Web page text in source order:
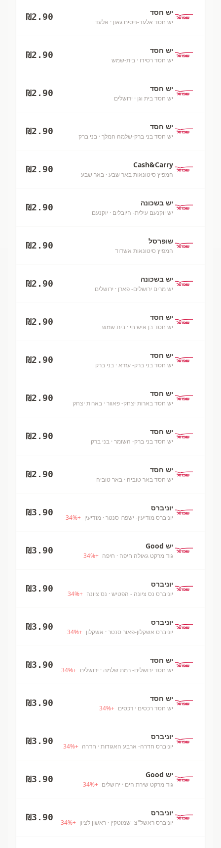
יש חסד
יש חסד אלעד-ניסים גאון · אלעד
₪2.90
יש חסד
יש חסד רסידו · בית-שמש
₪2.90
יש חסד
יש חסד בית וגן · ירושלים
₪2.90
יש חסד
יש חסד בני ברק-שלמה המלך · בני ברק
₪2.90
Cash&Carry
המפיץ סיטונאות באר שבע · באר שבע
₪2.90
יש בשכונה
יש יוקנעם עילית- היובלים · יוקנעם
₪2.90
שופרסל
המפיץ סיטונאות אשדוד
₪2.90
יש בשכונה
יש מרים ירושלים- פארן · ירושלים
₪2.90
יש חסד
יש חסד בן איש חי · בית שמש
₪2.90
יש חסד
יש חסד בני ברק- עזרא · בני ברק
₪2.90
יש חסד
יש חסד בארות יצחק- פאוור · בארות יצחק
₪2.90
יש חסד
יש חסד בני ברק- השומר · בני ברק
₪2.90
יש חסד
יש חסד באר טוביה · באר טוביה
₪2.90
יוניברס
יוניברס מודיעין- ישפרו סנטר · מודיעין +
34%
₪3.90
יש Good
גוד מרקט גאולה חיפה · חיפה +
34%
₪3.90
יוניברס
יוניברס נס ציונה - הפטיש · נס ציונה +
34%
₪3.90
יוניברס
יוניברס אשקלון-פאור סנטר · אשקלון +
34%
₪3.90
יש חסד
יש חסד ירושלים- רמת שלמה · ירושלים +
34%
₪3.90
יש חסד
יש חסד רכסים · רכסים +
34%
₪3.90
יוניברס
יוניברס חדרה- ארבע האגודות · חדרה +
34%
₪3.90
יש Good
גוד מרקט שירת הים · ירושלים +
34%
₪3.90
יוניברס
יוניברס ראשל"צ- שמוטקין · ראשון לציון +
34%
₪3.90